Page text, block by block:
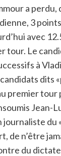
a perdu,
3
avec
tour. Le
à
dits
premier tour
Jean-
journaliste du
de n’être
du